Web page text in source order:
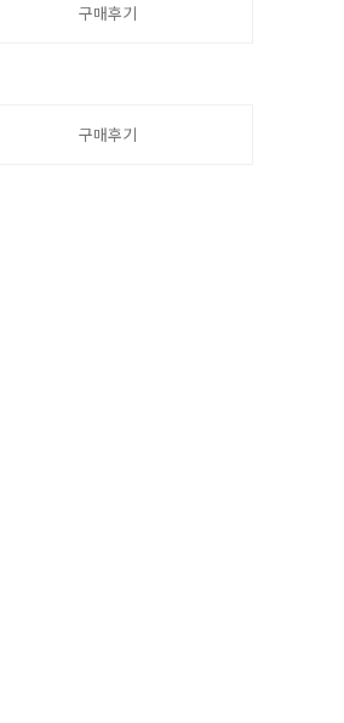
구매후기
구매후기